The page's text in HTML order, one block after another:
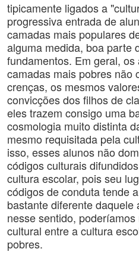
tipicamente ligados a
progressiva entrada de
camadas mais populares
alguma medida, boa parte
fundamentos. Em geral,
camadas mais pobres não
crenças, os mesmos
convicções dos filhos de
eles trazem consigo uma
cosmologia muito distinta
mesmo requisitada pela
isso, esses alunos não
códigos culturais
cultura escolar, pois seu
códigos de conduta tende
bastante diferente daquele
nesse sentido,
cultural entre a cultura
pobres.